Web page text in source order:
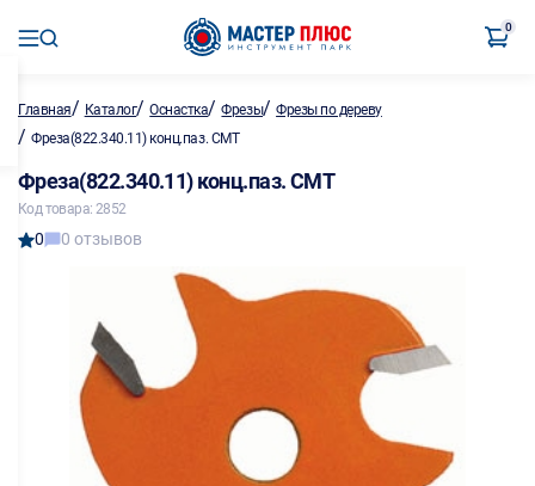
0
Главная/ Каталог/Оснастка/Фрезы/Фрезы по дереву
/ Фреза(822.340.11) конц.паз. CMT
Фреза(822.340.11) конц.паз. CMT
Код товара: 2852
0 0 отзывов